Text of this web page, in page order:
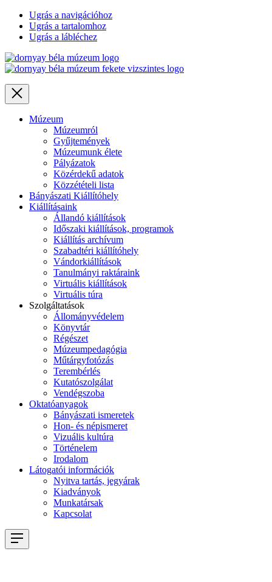
Ugrás a navigációhoz
Ugrás a tartalomhoz
Ugrás a lábléchez
Close
Múzeum
Múzeumról
Gyűjtemények
Múzeumunk élete
Pályázatok
Közérdekű adatok
Közzétételi lista
Bányászati Kiállítóhely
Kiállításaink
Állandó kiállítások
Időszaki kiállítások, programok
Kiállítás archívum
Szabadtéri kiállítóhely
Vándorkiállítások
Tanulmányi raktáraink
Virtuális kiállítások
Virtuális túra
Szolgáltatások
Állományvédelem
Könyvtár
Régészet
Múzeumpedagógia
Műtárgyfotózás
Terembérlés
Kutatószolgálat
Vendégszoba
Oktatóanyagok
Bányászati ismeretek
Hon- és népismeret
Vizuális kultúra
Történelem
Irodalom
Látogatói információk
Nyitva tartás, jegyárak
Kiadványok
Munkatársak
Kapcsolat
Navigation